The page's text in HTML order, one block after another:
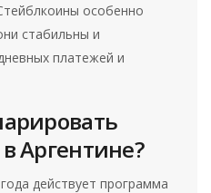
особенно
стабильны и
платежей и
Аргентине?
действует программа